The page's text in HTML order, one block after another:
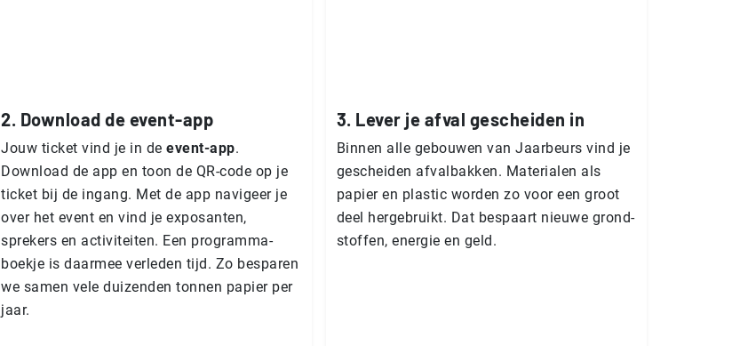
2. Download de event-app
Jouw ticket vind je in deevent-app.
Download de app en toon de QR-code op je
ticket bij de ingang. Met de app navigeer je
over het event en vind je exposanten,
sprekers en ac­ti­vi­tei­ten. Een pro­gram­ma­
boek­je is daarmee verleden tijd. Zo besparen
we samen vele duizenden tonnen papier per
jaar.
3. Lever je afval gescheiden in
Binnen alle gebouwen van Jaarbeurs vind je
gescheiden afvalbakken. Materialen als
papier en plastic worden zo voor een groot
deel hergebruikt. Dat bespaart nieuwe grond­
stof­fen, energie en geld.